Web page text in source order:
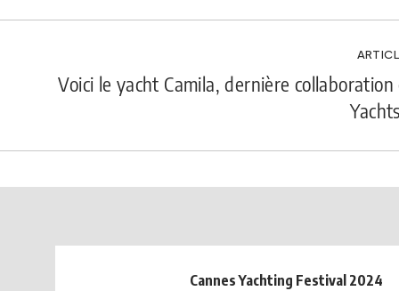
Voici le yacht Camila, dernière
Cannes Yachting Festival 2024